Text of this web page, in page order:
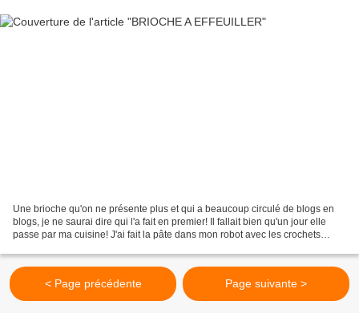
Une brioche qu'on ne présente plus et qui a beaucoup circulé de blogs en
blogs, je ne saurai dire qui l'a fait en premier! Il fallait bien qu'un jour elle
passe par ma cuisine! J'ai fait la pâte dans mon robot avec les crochets
< Page précédente Page suivante >